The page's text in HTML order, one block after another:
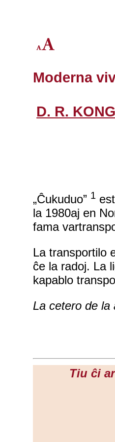
Moderna
D. R.
„Ĉukuduo” 1
la 1980aj en
fama
La transportilo
ĉe la radoj. La
kapablo
La cetero de
Tiu ĉi